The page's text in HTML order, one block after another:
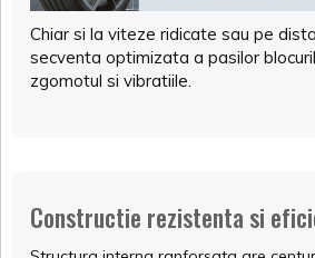
Chiar si la viteze ridicate sau pe
secventa optimizata a pasilor
zgomotul si vibratiile.
Constructie rezistenta si